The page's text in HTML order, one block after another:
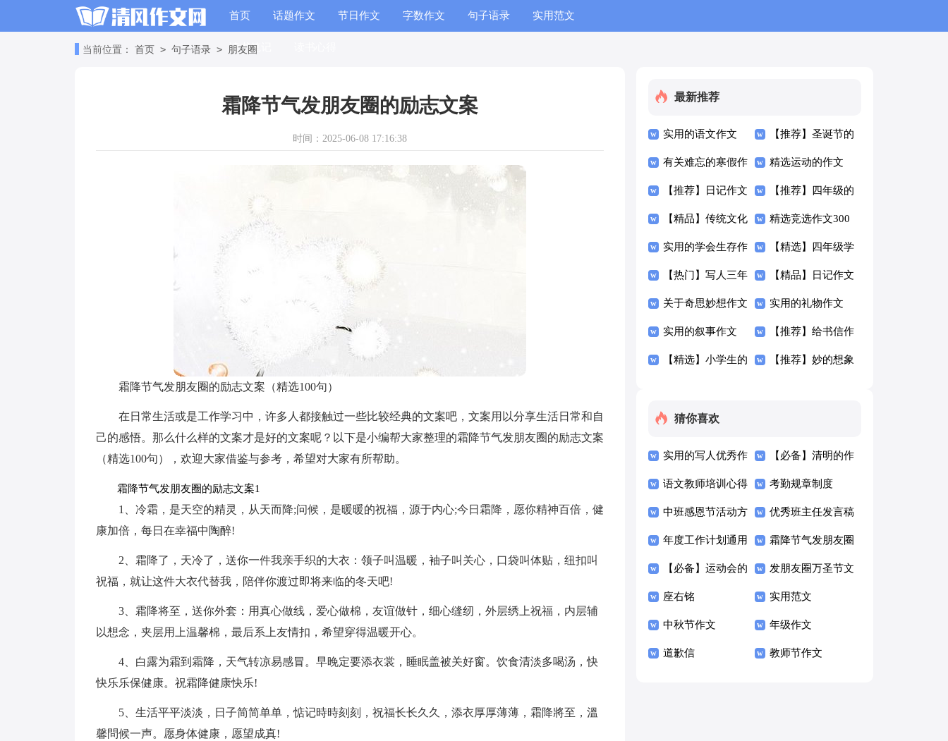
首页 话题作文 节日作文 字数作文 句子语录 实用范文
读书笔记
当前位置： 首页 > 句子语录 > 朋友圈
霜降节气发朋友圈的励志文案
时间：2025-06-08 17:16:38
霜降节气发朋友圈的励志文案（精选100句）
在日常生活或是工作学习中，许多人都接触过一些比较经典的文案吧，文案用以分享生活日常和自
己的感悟。那么什么样的文案才是好的文案呢？以下是小编帮大家整理的霜降节气发朋友圈的励志文案
（精选100句），欢迎大家借鉴与参考，希望对大家有所帮助。
霜降节气发朋友圈的励志文案1
1、冷霜，是天空的精灵，从天而降;问候，是暖暖的祝福，源于内心;今日霜降，愿你精神百倍，健
康加倍，每日在幸福中陶醉!
2、霜降了，天冷了，送你一件我亲手织的大衣：领子叫温暖，袖子叫关心，口袋叫体贴，纽扣叫
祝福，就让这件大衣代替我，陪伴你渡过即将来临的冬天吧!
3、霜降将至，送你外套：用真心做线，爱心做棉，友谊做针，细心缝纫，外层绣上祝福，内层辅
以想念，夹层用上温馨棉，最后系上友情扣，希望穿得温暖开心。
4、白露为霜到霜降，天气转凉易感冒。早晚定要添衣裳，睡眠盖被关好窗。饮食清淡多喝汤，快
快乐乐保健康。祝霜降健康快乐!
5、生活平平淡淡，日子简简单单，惦记時時刻刻，祝福长长久久，添衣厚厚薄薄，霜降將至，溫
馨問候一声。愿身体健康，愿望成真!
最新推荐
实用的语文作文
300字锦集7篇
【推荐】圣诞节的
作文300字3篇
有关难忘的寒假作
文300字10篇
精选运动的作文
300字锦集9篇
【推荐】日记作文
300字集合10篇
【推荐】四年级的
作文300字合集6篇
【精品】传统文化
作文300字4篇
精选竞选作文300
字八篇
实用的学会生存作
文300字4篇
【精选】四年级学
生作文300字集合
九篇
【热门】写人三年
级作文300字集合
六篇
【精品】日记作文
300字汇编六篇
关于奇思妙想作文
300字三篇
实用的礼物作文
300字8篇
实用的叙事作文
300字汇总5篇
【推荐】给书信作
文300字3篇
【精选】小学生的 【推荐】妙的想象
猜你喜欢
实用的写人优秀作
文300字四篇
【必备】清明的作
文300字4篇
语文教师培训心得
体会15篇
考勤规章制度
中班感恩节活动方
案
优秀班主任发言稿
年度工作计划通用
15篇
霜降节气发朋友圈
的励志文案（精选
100句）
【必备】运动会的
日记4篇
发朋友圈万圣节文
案（精选125句）
座右铭 实用范文
中秋节作文 年级作文
道歉信 教师节作文